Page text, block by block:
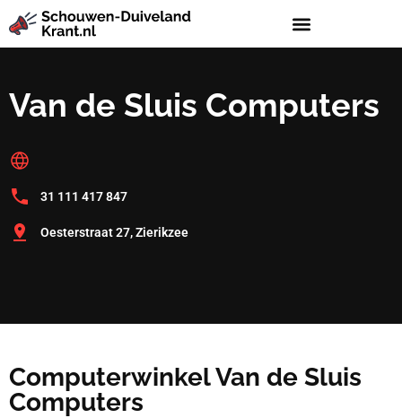
Van de Sluis Computers
31 111 417 847
Oesterstraat 27, Zierikzee
Computerwinkel Van de Sluis
Computers